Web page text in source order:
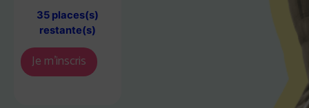
35 places(s)
restante(s)
Je m'inscris